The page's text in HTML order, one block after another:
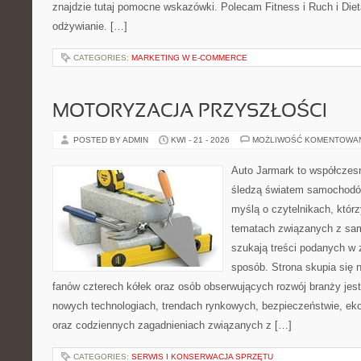
znajdzie tutaj pomocne wskazówki. Polecam Fitness i Ruch i
odżywianie. […]
CATEGORIES: MARKETING W E-COMMERCE
MOTORYZACJA PRZYSZŁOŚCI
POSTED BY ADMIN KWI - 21 - 2026 MOŻLIWOŚĆ
Auto Jarmark to
śledzą światem
myślą o czytelnikach,
tematach związanych z
szukają treści podanych w
sposób. Strona skupia się
fanów czterech kółek oraz osób obserwujących rozwój branży
nowych technologiach, trendach rynkowych, bezpieczeństwie,
oraz codziennych zagadnieniach związanych z […]
CATEGORIES: SERWIS I KONSERWACJA SPRZĘTU